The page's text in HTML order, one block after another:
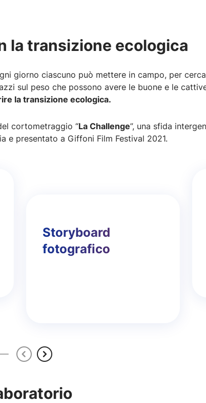
la transizione ecologica
giorno ciascuno può mettere in campo, per
sul peso che possono avere le buone e le
la transizione ecologica.
cortometraggio “La Challenge”, una sfida
e presentato a Giffoni Film Festival 2021.
Storyboard
fotografico